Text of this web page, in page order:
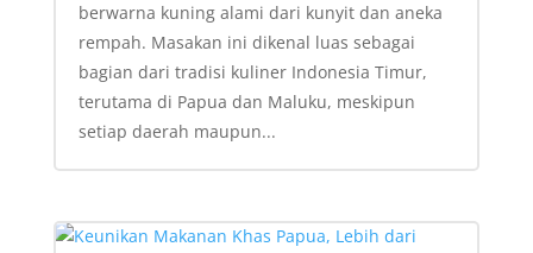
berwarna kuning alami dari kunyit dan aneka
rempah. Masakan ini dikenal luas sebagai
bagian dari tradisi kuliner Indonesia Timur,
terutama di Papua dan Maluku, meskipun
setiap daerah maupun...